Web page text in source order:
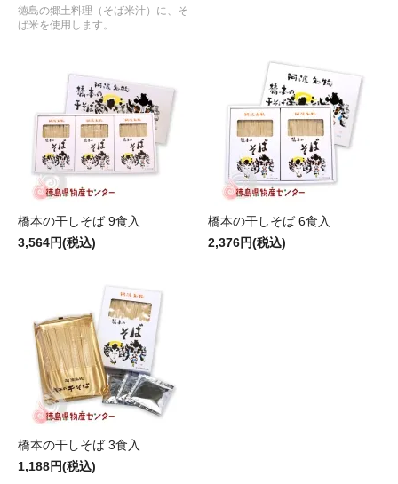
徳島の郷土料理（そば米汁）に、そ
ば米を使用します。
橋本の干しそば 9食入
3,564円(税込)
橋本の干しそば 6食入
2,376円(税込)
橋本の干しそば 3食入
1,188円(税込)